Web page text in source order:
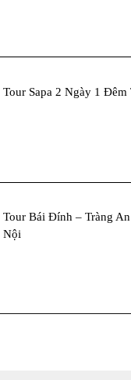
Tour Sapa 2 Ngày 1 Đêm
Tour Bái Đính – Tràng
Nội